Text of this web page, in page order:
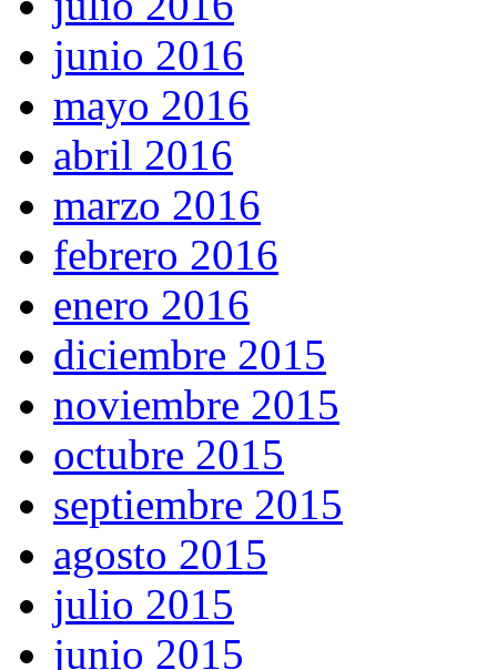
junio 2016
mayo 2016
abril 2016
marzo 2016
febrero 2016
enero 2016
diciembre 2015
noviembre 2015
octubre 2015
septiembre 2015
agosto 2015
julio 2015
junio 2015